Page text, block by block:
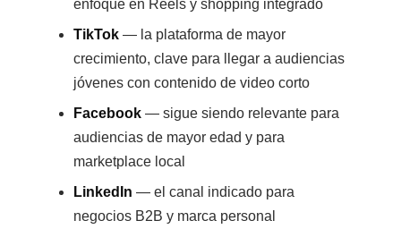
enfoque en Reels y shopping integrado
TikTok— la plataforma de mayor
crecimiento, clave para llegar a audiencias
jóvenes con contenido de video corto
Facebook— sigue siendo relevante para
audiencias de mayor edad y para
marketplace local
LinkedIn — el canal indicado para
negocios B2B y marca personal